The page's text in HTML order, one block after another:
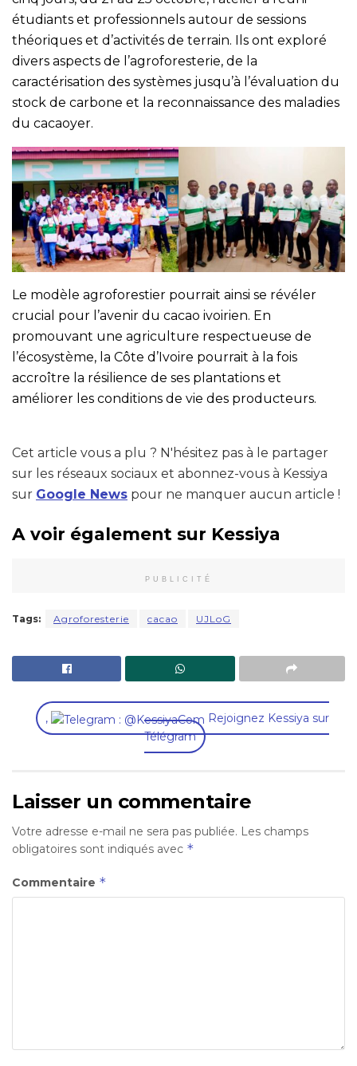
étudiants et professionnels autour de sessions
théoriques et d’activités de terrain. Ils ont exploré
divers aspects de l’agroforesterie, de la
caractérisation des systèmes jusqu’à l’évaluation du
stock de carbone et la reconnaissance des maladies
du cacaoyer.
Le modèle agroforestier pourrait ainsi se révéler
crucial pour l’avenir du cacao ivoirien. En
promouvant une agriculture respectueuse de
l’écosystème, la Côte d’Ivoire pourrait à la fois
accroître la résilience de ses plantations et
améliorer les conditions de vie des producteurs.
Cet article vous a plu ? N'hésitez pas à le partager
sur les réseaux sociaux et abonnez-vous à Kessiya
sur Google News pour ne manquer aucun article !
A voir également sur Kessiya
PUBLICITÉ
Tags: Agroforesterie cacao UJLoG
,
Rejoignez Kessiya sur
Télégram
Laisser un commentaire
Votre adresse e-mail ne sera pas publiée. Les champs
obligatoires sont indiqués avec *
Commentaire *